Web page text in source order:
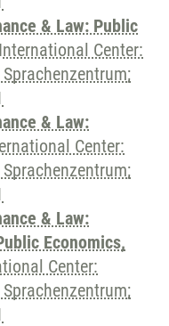
& Law: Public
International Center:
& Law:
Center:
& Law:
Economics,
Center: